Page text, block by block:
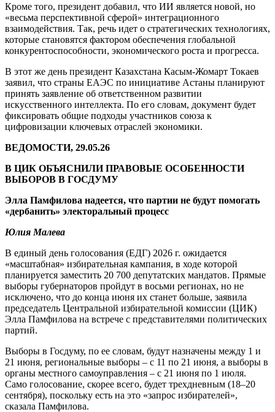
Кроме того, президент добавил, что ИИ является новой, но
«весьма перспективной сферой» интеграционного
взаимодействия. Так, речь идет о стратегических технологиях,
которые становятся фактором обеспечения глобальной
конкурентоспособности, экономического роста и прогресса.
В этот же день президент Казахстана Касым-Жомарт Токаев
заявил, что страны ЕАЭС по инициативе Астаны планируют
принять заявление об ответственном развитии
искусственного интеллекта. По его словам, документ будет
фиксировать общие подходы участников союза к
цифровизации ключевых отраслей экономики.
ВЕДОМОСТИ, 29.05.26
В ЦИК ОБЪЯСНИЛИ ПРАВОВЫЕ ОСОБЕННОСТИ
ВЫБОРОВ В ГОСДУМУ
Элла Памфилова надеется, что партии не будут помогать
«дербанить» электоральный процесс
Юлия Малева
В единый день голосования (ЕДГ) 2026 г. ожидается
«масштабная» избирательная кампания, в ходе которой
планируется заместить 20 700 депутатских мандатов. Прямые
выборы губернаторов пройдут в восьми регионах, но не
исключено, что до конца июня их станет больше, заявила
председатель Центральной избирательной комиссии (ЦИК)
Элла Памфилова на встрече с представителями политических
партий.
Выборы в Госдуму, по ее словам, будут назначены между 1 и
21 июня, региональные выборы – с 11 по 21 июня, а выборы в
органы местного самоуправления – с 21 июня по 1 июля.
Само голосование, скорее всего, будет трехдневным (18–20
сентября), поскольку есть на это «запрос избирателей»,
сказала Памфилова.